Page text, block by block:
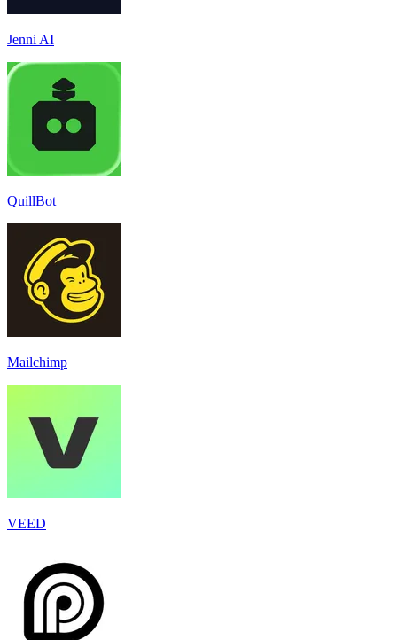
Jenni AI
QuillBot
Mailchimp
VEED